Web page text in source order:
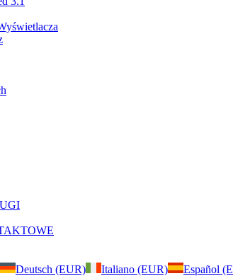
Deutsch (EUR) Italiano (EUR) Español